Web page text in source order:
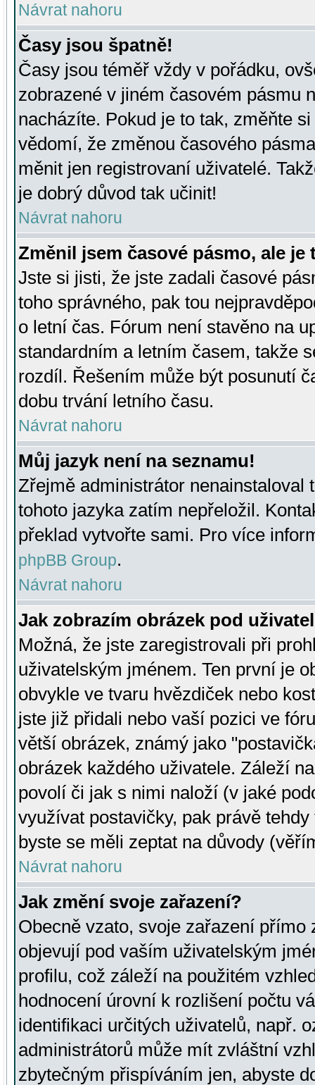
Návrat nahoru
Časy jsou špatně!
Časy jsou téměř vždy v pořádku,
zobrazené v jiném časovém pásmu
nacházíte. Pokud je to tak, změňte
vědomí, že změnou časového
měnit jen registrovaní uživatelé.
je dobrý důvod tak učinit!
Návrat nahoru
Změnil jsem časové pásmo, ale je
Jste si jisti, že jste zadali časové
toho správného, pak tou
o letní čas. Fórum není stavěno na
standardním a letním časem, takže
rozdíl. Řešením může být posunutí
dobu trvání letního času.
Návrat nahoru
Můj jazyk není na seznamu!
Zřejmě administrátor nenainstaloval
tohoto jazyka zatím nepřeložil.
překlad vytvořte sami. Pro více
phpBB Group.
Návrat nahoru
Jak zobrazím obrázek pod
Možná, že jste zaregistrovali při
uživatelským jménem. Ten první je
obvykle ve tvaru hvězdiček nebo
jste již přidali nebo vaší pozici ve
větší obrázek, známý jako
obrázek každého uživatele. Záleží
povolí či jak s nimi naloží (v jaké
využívat postavičky, pak právě
byste se měli zeptat na důvody
Návrat nahoru
Jak změní svoje zařazení?
Obecně vzato, svoje zařazení přímo
objevují pod vaším uživatelským
profilu, což záleží na použitém
hodnocení úrovní k rozlišení počtu
identifikaci určitých uživatelů, např.
administrátorů může mít zvláštní
zbytečným přispíváním jen, abyste